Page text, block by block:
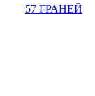
57 ГРАНЕЙ